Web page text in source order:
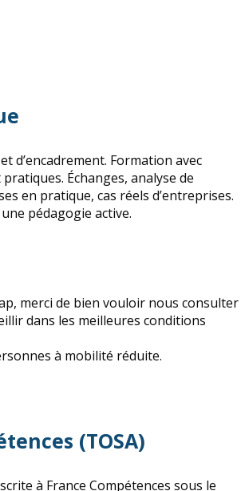
d’encadrement. Formation avec
Échanges, analyse de
en pratique, cas réels d’entreprises.
pédagogie active.
merci de bien vouloir nous consulter
dans les meilleures conditions
à mobilité réduite.
(TOSA)
à France Compétences sous le